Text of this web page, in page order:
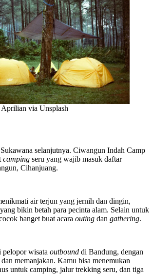
Aprilian via Unsplash
selanjutnya. Ciwangun Indah Camp
camping seru yang wajib masuk daftar
Cihanjuang.
air terjun yang jernih dan dingin,
bikin betah para pecinta alam. Selain untuk
banget buat acara outing dan gathering.
pelopor wisata outbound di Bandung, dengan
memanjakan. Kamu bisa menemukan
untuk camping, jalur trekking seru, dan tiga